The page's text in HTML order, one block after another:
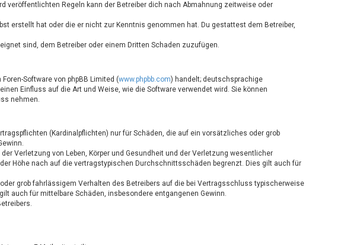
veröffentlichten Regeln kann der Betreiber dich nach Abmahnung zeitweise oder
erstellt hat oder die er nicht zur Kenntnis genommen hat. Du gestattest dem Betreiber,
sind, dem Betreiber oder einem Dritten Schaden zuzufügen.
Foren-Software von phpBB Limited (www.phpbb.com) handelt; deutschsprachige
Einfluss auf die Art und Weise, wie die Software verwendet wird. Sie können
nehmen.
(Kardinalpflichten) nur für Schäden, die auf ein vorsätzliches oder grob
Verletzung von Leben, Körper und Gesundheit und der Verletzung wesentlicher
Höhe nach auf die vertragstypischen Durchschnittsschäden begrenzt. Dies gilt auch für
grob fahrlässigem Verhalten des Betreibers auf die bei Vertragsschluss typischerweise
auch für mittelbare Schäden, insbesondere entgangenen Gewinn.